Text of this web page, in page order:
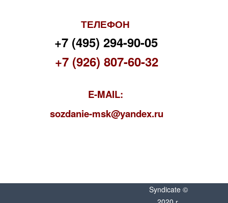
ТЕЛЕФОН
+7 (495) 294-90-05
+7 (926) 807-60-32
E-MAIL:
sozdanie-msk@yandex.ru
Syndicate ©